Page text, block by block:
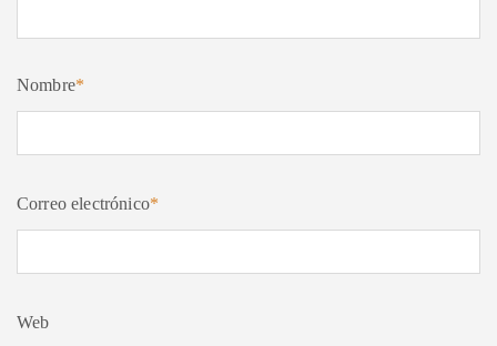
Nombre*
Correo electrónico*
Web